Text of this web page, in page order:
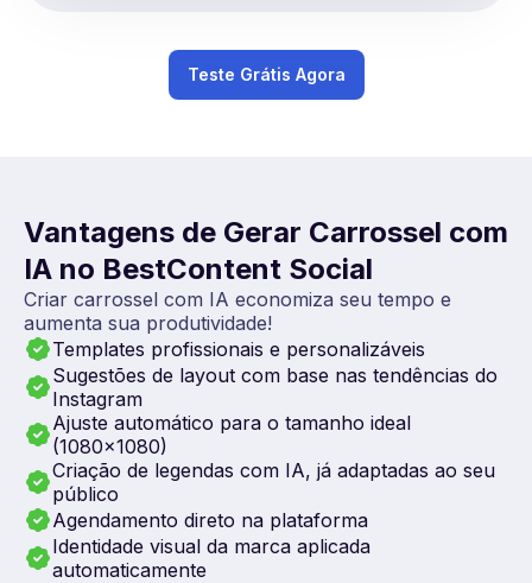
Teste Grátis Agora
Vantagens de Gerar Carrossel com
IA no BestContent Social
Criar carrossel com IA economiza seu tempo e
aumenta sua produtividade!
Templates profissionais e personalizáveis
Sugestões de layout com base nas tendências do
Instagram
Ajuste automático para o tamanho ideal
(1080x1080)
Criação de legendas com IA, já adaptadas ao seu
público
Agendamento direto na plataforma
Identidade visual da marca aplicada
automaticamente